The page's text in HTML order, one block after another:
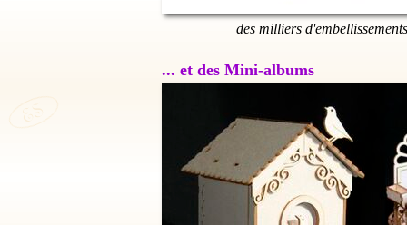
des milliers
... et des Mini-albums